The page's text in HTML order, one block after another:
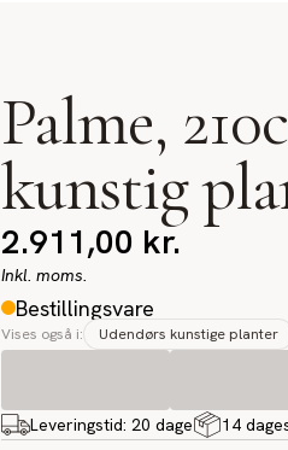
Palme,
kunstig
2.911,00 kr.
Inkl. moms.
Bestillingsvare
Vises også i: Udendørs kunstige planter
Leveringstid:20 dage 14